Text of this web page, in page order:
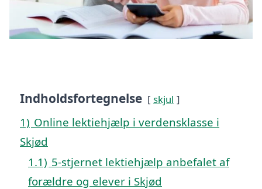
Indholdsfortegnelse skjul
1) Online lektiehjælp i verdensklasse i
Skjød
1.1) 5-stjernet lektiehjælp anbefalet af
forældre og elever i Skjød